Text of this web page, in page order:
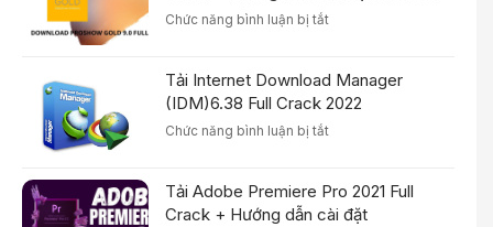
Chức năng bình luận bị tắtở
Gold
9.0.3771
Crack
Dẫn
Cài
Tải Internet Download Manager
(IDM)6.38 Full Crack 2022
Chức năng bình luận bị tắtở
Download
Manager
Tải Adobe Premiere Pro 2021 Full
Crack + Hướng dẫn cài đặt